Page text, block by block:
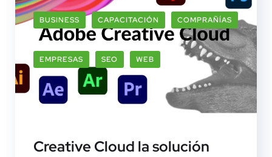
BUSINESS CAPACITACIÓN COMPRAÑÍAS
EMPRESAS SEO WEB
Creative Cloud la solución